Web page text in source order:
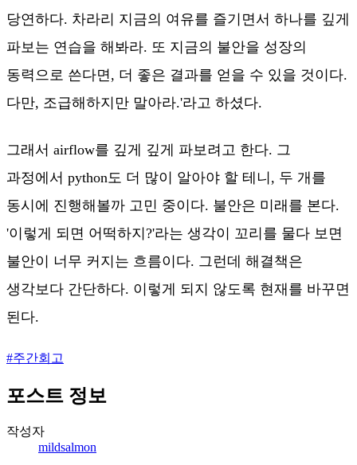
당연하다. 차라리 지금의 여유를 즐기면서 하나를 깊게
파보는 연습을 해봐라. 또 지금의 불안을 성장의
동력으로 쓴다면, 더 좋은 결과를 얻을 수 있을 것이다.
다만, 조급해하지만 말아라.'라고 하셨다.
그래서 airflow를 깊게 깊게 파보려고 한다. 그
과정에서 python도 더 많이 알아야 할 테니, 두 개를
동시에 진행해볼까 고민 중이다. 불안은 미래를 본다.
'이렇게 되면 어떡하지?'라는 생각이 꼬리를 물다 보면
불안이 너무 커지는 흐름이다. 그런데 해결책은
생각보다 간단하다. 이렇게 되지 않도록 현재를 바꾸면
된다.
#주간회고
포스트 정보
작성자
mildsalmon